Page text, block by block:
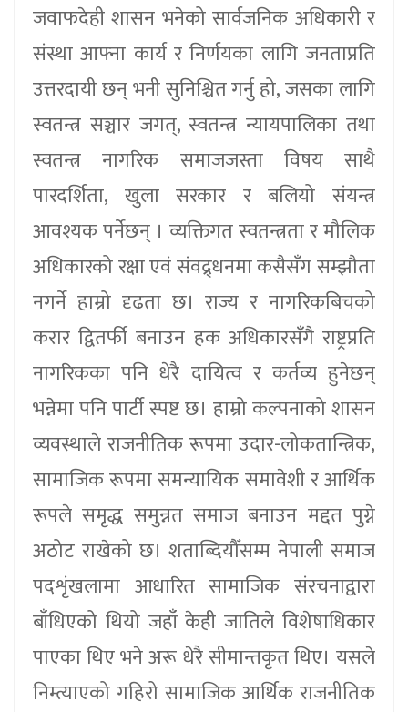
जवाफदेही शासन भनेको सार्वजनिक अधिकारी र
संस्था आफ्ना कार्य र निर्णयका लागि जनताप्रति
उत्तरदायी छन् भनी सुनिश्चित गर्नु हो, जसका लागि
स्वतन्त्र सञ्चार जगत्, स्वतन्त्र न्यायपालिका तथा
स्वतन्त्र नागरिक समाजजस्ता विषय साथै
पारदर्शिता, खुला सरकार र बलियो संयन्त्र
आवश्यक पर्नेछन् । व्यक्तिगत स्वतन्त्रता र मौलिक
अधिकारको रक्षा एवं संवद्र्धनमा कसैसँग सम्झौता
नगर्ने हाम्रो दृढता छ। राज्य र नागरिकबिचको
करार द्वितर्फी बनाउन हक अधिकारसँगै राष्ट्रप्रति
नागरिकका पनि धेरै दायित्व र कर्तव्य हुनेछन्
भन्नेमा पनि पार्टी स्पष्ट छ। हाम्रो कल्पनाको शासन
व्यवस्थाले राजनीतिक रूपमा उदार-लोकतान्त्रिक,
सामाजिक रूपमा समन्यायिक समावेशी र आर्थिक
रूपले समृद्ध समुन्नत समाज बनाउन मद्दत पुग्ने
अठोट राखेको छ। शताब्दियौँसम्म नेपाली समाज
पदशृंखलामा आधारित सामाजिक संरचनाद्वारा
बाँधिएको थियो जहाँ केही जातिले विशेषाधिकार
पाएका थिए भने अरू धेरै सीमान्तकृत थिए। यसले
निम्त्याएको गहिरो सामाजिक आर्थिक राजनीतिक